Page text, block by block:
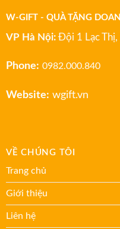
W-GIFT - QUÀ TẶNG
VP Hà Nội: Đội 1 Lạc Thị,
Phone: 0982.000.840
Website: wgift.vn
VỀ CHÚNG TÔI
Trang chủ
Giới thiệu
Liên hệ